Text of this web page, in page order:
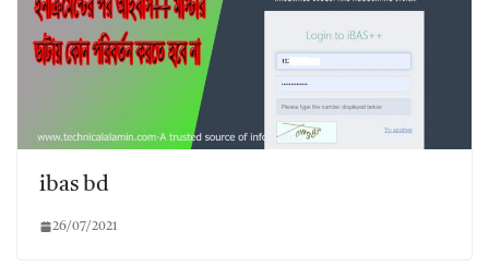
ibas bd
26/07/2021